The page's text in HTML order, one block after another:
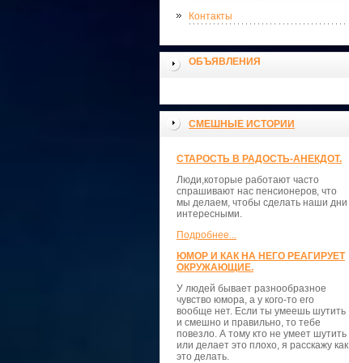
Контакты
ОБЪЯВЛЕНИЯ
СМЕШНЫЕ ИСТОРИИ
СТАРОСТЬ В РАДОСТЬ-АНЕКДОТ.
Люди,которые работают часто
спрашивают нас пенсионеров, что
мы делаем, чтобы сделать наши дни
интересными.
Подробнее...
ЮМОР И КАК НА НЕГО РЕАГИРУЕТ
ОКРУЖАЮЩИЕ.
У людей бывает разнообразное
чувство юмора, а у кого-то его
вообще нет. Если ты умеешь шутить
и смешно и правильно, то тебе
повезло. А тому кто не умеет шутить
или делает это плохо, я расскажу как
это делать.